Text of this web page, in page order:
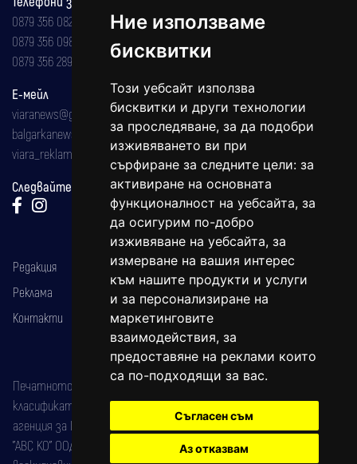
Ние използваме
бисквитки
Този уебсайт използва
бисквитки и други технологии
за проследяване, за да подобри
изживяването ви при
сърфиране за следните цели: за
активиране на основната
функционалност на уебсайта, за
да осигурим по-добро
изживяване на уебсайта, за
измерване на вашия интерес
към нашите продукти и услуги
и за персонализиране на
маркетинговите
взаимодействия, за
предоставяне на реклами които
са по-подходящи за вас.
Съгласен съм
Аз отказвам
0879 356 082
0879 356 098
0879 356 289
Е-мейл
viaranews@gmail.com
balgarkanews@gmail.com
viara_reklama@mail.bg
Следвайте ни:
Редакция
Реклама
Контакти
Печатното издание на вестника е регистрирано в националния
класификатор на печатните издания (Българска национална
агенция за ISSN) под номер: ISSN 1312-4722.
"АВС КО" ООД е притежател на марката: Вяра информационен